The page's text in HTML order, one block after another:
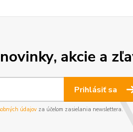
akcie a
Prihlásiť sa
údajov za účelom zasielania newslettera.